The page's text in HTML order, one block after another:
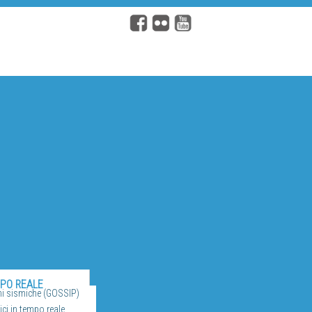
REALE
sismiche (GOSSIP)
in tempo reale